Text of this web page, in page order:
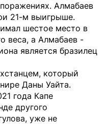
Алмабаев
21-м выигрыше.
шестое место в
веса, а Алмабаев -
является бразилец
который
Даны Уайта.
года Капе
другого
уже не